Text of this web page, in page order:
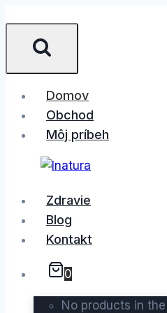
content
Domov
Obchod
Môj príbeh
Zdravie
Blog
Kontakt
0
No products in